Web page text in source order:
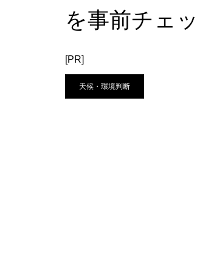
を事前チェ
[PR]
天候・環境判断